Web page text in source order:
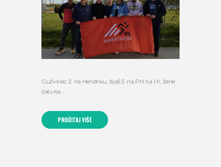
Gužvinec 2. na Hendrixu, Ilijaš 5. na PH na 1 h, žene
četvrte
PROČITAJ VIŠE